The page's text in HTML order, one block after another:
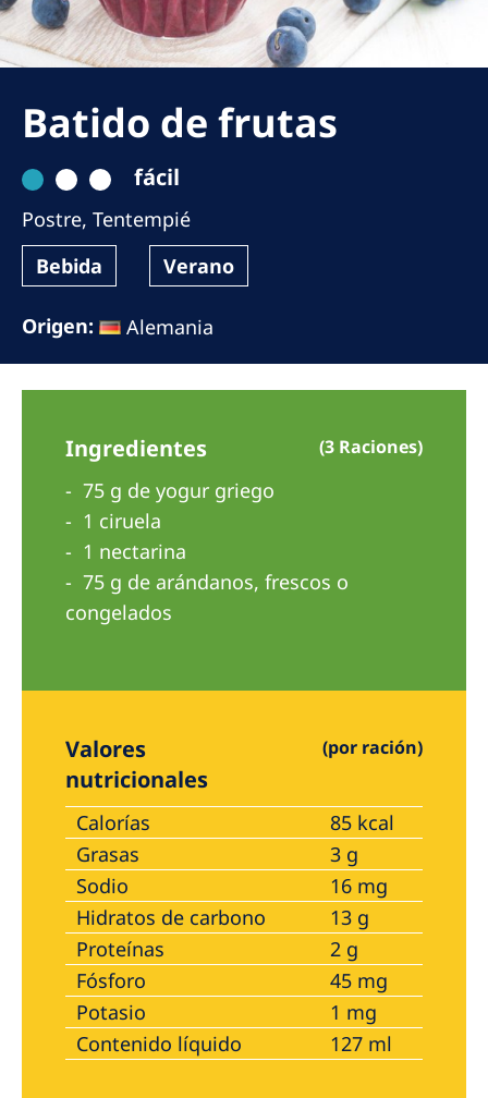
Romania
Russia
Slovakia
Slovenia
Spain
Sweden
Asia Pacific
Australia
Philippines
North America
Global Website
Batido de frutas
fácil
Postre, Tentempié
Bebida
Verano
Origen: Alemania
Ingredientes (3 Raciones)
75 g de yogur griego
1 ciruela
1 nectarina
75 g de arándanos, frescos o
congelados
Valores
nutricionales
(por ración)
Calorías
85 kcal
Grasas
3 g
Sodio
16 mg
Hidratos de carbono
13 g
Proteínas
2 g
Fósforo
45 mg
Potasio
1 mg
Contenido líquido
127 ml